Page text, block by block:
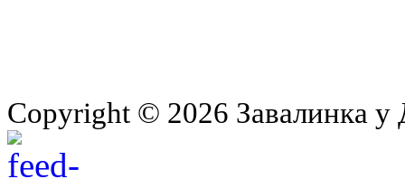
Copyright © 2026 Завалинка